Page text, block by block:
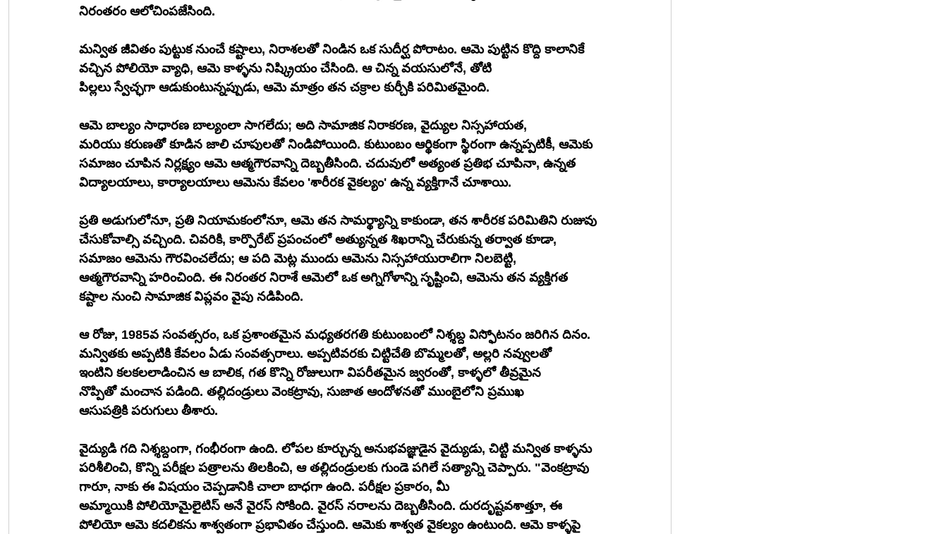
నిరంతరం ఆలోచింపజేసింది.
మన్విత జీవితం పుట్టుక నుంచే కష్టాలు, నిరాశలతో నిండిన ఒక సుదీర్ఘ పోరాటం. ఆమె పుట్టిన కొద్ది కాలానికే
వచ్చిన పోలియో వ్యాధి, ఆమె కాళ్ళను నిష్క్రియం చేసింది. ఆ చిన్న వయసులోనే, తోటి
పిల్లలు స్వేచ్ఛగా ఆడుకుంటున్నప్పుడు, ఆమె మాత్రం తన చక్రాల కుర్చీకి పరిమితమైంది.
ఆమె బాల్యం సాధారణ బాల్యంలా సాగలేదు; అది సామాజిక నిరాకరణ, వైద్యుల నిస్సహాయత,
మరియు కరుణతో కూడిన జాలి చూపులతో నిండిపోయింది. కుటుంబం ఆర్థికంగా స్థిరంగా ఉన్నప్పటికీ, ఆమెకు
సమాజం చూపిన నిర్లక్ష్యం ఆమె ఆత్మగౌరవాన్ని దెబ్బతీసింది. చదువులో అత్యంత ప్రతిభ చూపినా, ఉన్నత
విద్యాలయాలు, కార్యాలయాలు ఆమెను కేవలం 'శారీరక వైకల్యం' ఉన్న వ్యక్తిగానే చూశాయి.
ప్రతి అడుగులోనూ, ప్రతి నియామకంలోనూ, ఆమె తన సామర్థ్యాన్ని కాకుండా, తన శారీరక పరిమితిని రుజువు
చేసుకోవాల్సి వచ్చింది. చివరికి, కార్పొరేట్ ప్రపంచంలో అత్యున్నత శిఖరాన్ని చేరుకున్న తర్వాత కూడా,
సమాజం ఆమెను గౌరవించలేదు; ఆ పది మెట్ల ముందు ఆమెను నిస్సహాయురాలిగా నిలబెట్టి,
ఆత్మగౌరవాన్ని హరించింది. ఈ నిరంతర నిరాశే ఆమెలో ఒక అగ్నిగోళాన్ని సృష్టించి, ఆమెను తన వ్యక్తిగత
కష్టాల నుంచి సామాజిక విప్లవం వైపు నడిపింది.
ఆ రోజు, 1985వ సంవత్సరం, ఒక ప్రశాంతమైన మధ్యతరగతి కుటుంబంలో నిశ్శబ్ద విస్ఫోటనం జరిగిన దినం.
మన్వితకు అప్పటికి కేవలం ఏడు సంవత్సరాలు. అప్పటివరకు చిట్టిచేతి బొమ్మలతో, అల్లరి నవ్వులతో
ఇంటిని కలకలలాడించిన ఆ బాలిక, గత కొన్ని రోజులుగా విపరీతమైన జ్వరంతో, కాళ్ళలో తీవ్రమైన
నొప్పితో మంచాన పడింది. తల్లిదండ్రులు వెంకట్రావు, సుజాత ఆందోళనతో ముంబైలోని ప్రముఖ
ఆసుపత్రికి పరుగులు తీశారు.
వైద్యుడి గది నిశ్శబ్దంగా, గంభీరంగా ఉంది. లోపల కూర్చున్న అనుభవజ్ఞుడైన వైద్యుడు, చిట్టి మన్విత కాళ్ళను
పరిశీలించి, కొన్ని పరీక్షల పత్రాలను తిలకించి, ఆ తల్లిదండ్రులకు గుండె పగిలే సత్యాన్ని చెప్పారు. "వెంకట్రావు
గారూ, నాకు ఈ విషయం చెప్పడానికి చాలా బాధగా ఉంది. పరీక్షల ప్రకారం, మీ
అమ్మాయికి పోలియోమైలైటిస్ అనే వైరస్ సోకింది. వైరస్ నరాలను దెబ్బతీసింది. దురదృష్టవశాత్తూ, ఈ
పోలియో ఆమె కదలికను శాశ్వతంగా ప్రభావితం చేస్తుంది. ఆమెకు శాశ్వత వైకల్యం ఉంటుంది. ఆమె కాళ్ళపై